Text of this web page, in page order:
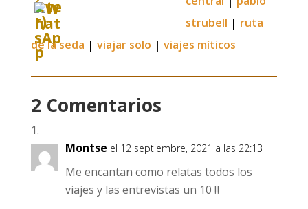
strubell | ruta
de la seda | viajar solo | viajes míticos
2 Comentarios
Montse el 12 septiembre, 2021 a las 22:13
Me encantan como relatas todos los
viajes y las entrevistas un 10 ‼️